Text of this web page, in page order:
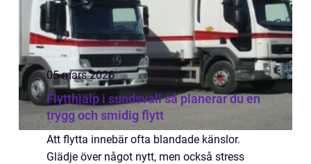
05 mars 2026
Flytthjälp i sundsvall så planerar du en
trygg och smidig flytt
Att flytta innebär ofta blandade känslor.
Glädje över något nytt, men också stress